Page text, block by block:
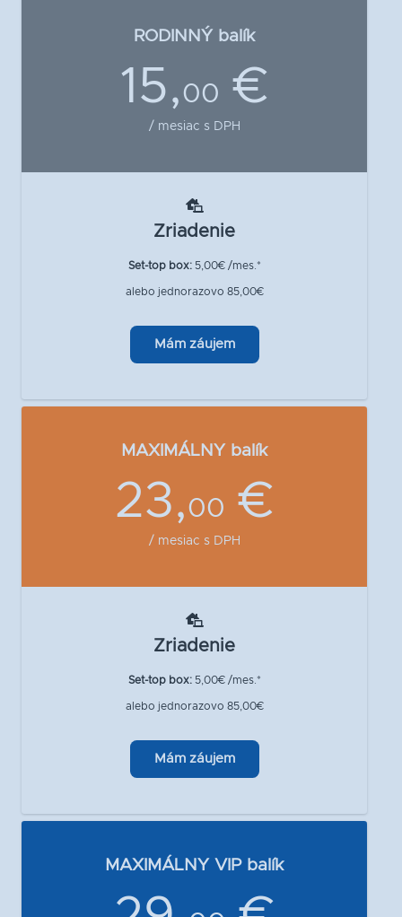
RODINNÝ balík
15, 00 €
/ mesiac s DPH
Zriadenie
Set-top box:5,00€ /mes.*
alebo jednorazovo 85,00€
Mám záujem
MAXIMÁLNY balík
23,00 €
/ mesiac s DPH
Zriadenie
Set-top box:5,00€ /mes.*
alebo jednorazovo 85,00€
Mám záujem
MAXIMÁLNY VIP balík